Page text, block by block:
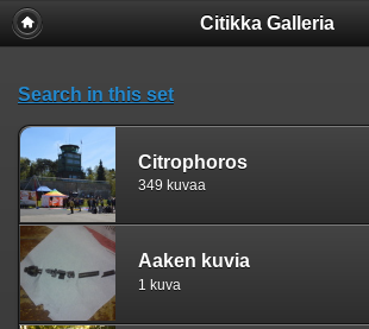
Citikka Galleria
Search in this set
Citrophoros
349 kuvaa
Aaken kuvia
1 kuva